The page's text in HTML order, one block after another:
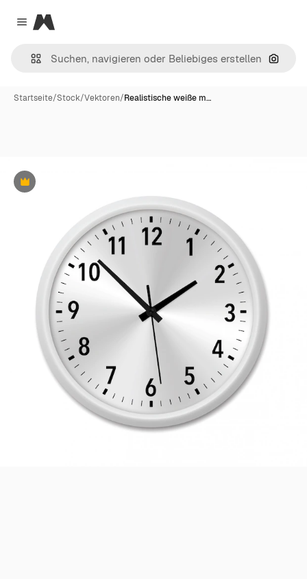
Close menu
Magnific
Nach
Startseite/Stock/Vektoren/Realistische weiße m…
Premium